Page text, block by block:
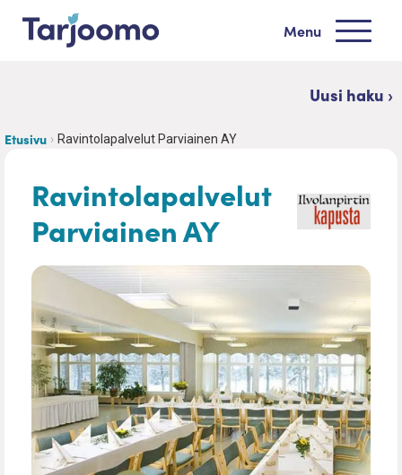
Siirry sisältöön
Menu
Uusi haku ›
Etusivu Ravintolapalvelut Parviainen AY
Ravintolapalvelut
Parviainen AY